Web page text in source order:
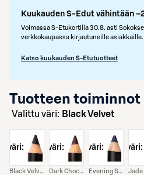
Kuukauden S-Edut vähintään
Voimassa S-Etukortilla 30.8. asti
verkkokaupassa kirjautuneille asiakkaille.
Katso kuukauden S-Etutuotteet
Tuotteen toiminnot
Valittu väri: Black Velvet
väri:
Black Velvet
väri:
Dark Chocolate
väri:
Evening Sapphire
väri:
Jade